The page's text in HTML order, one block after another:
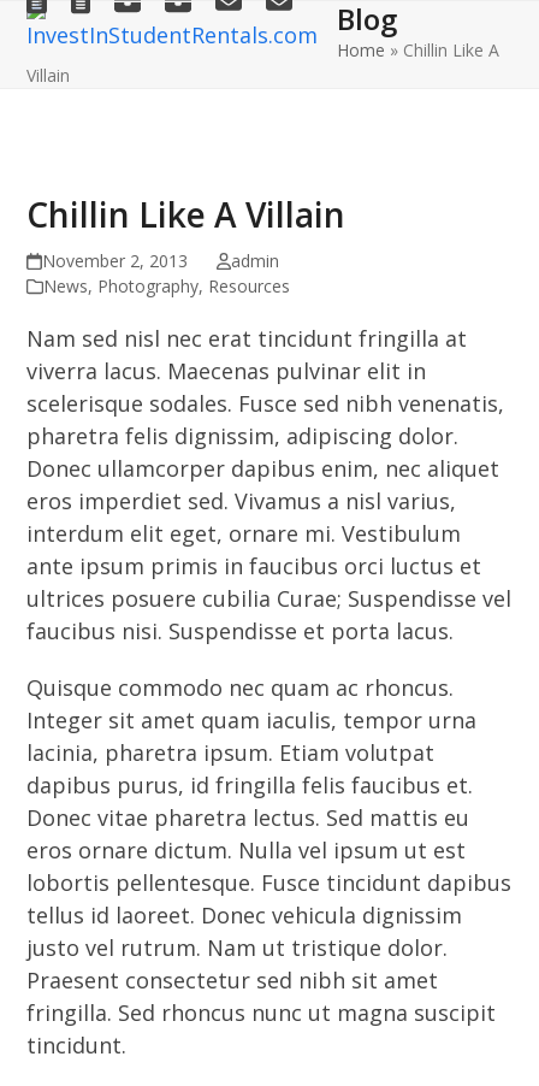
Skip
content
Open
mobile
Close
mobile
Blog
Home » Chillin Like A
Villain
Chillin Like A Villain
November 2, 2013
admin
News, Photography, Resources
Nam sed nisl nec erat tincidunt fringilla at
viverra lacus. Maecenas pulvinar elit in
scelerisque sodales. Fusce sed nibh venenatis,
pharetra felis dignissim, adipiscing dolor.
Donec ullamcorper dapibus enim, nec aliquet
eros imperdiet sed. Vivamus a nisl varius,
interdum elit eget, ornare mi. Vestibulum
ante ipsum primis in faucibus orci luctus et
ultrices posuere cubilia Curae; Suspendisse vel
faucibus nisi. Suspendisse et porta lacus.
Quisque commodo nec quam ac rhoncus.
Integer sit amet quam iaculis, tempor urna
lacinia, pharetra ipsum. Etiam volutpat
dapibus purus, id fringilla felis faucibus et.
Donec vitae pharetra lectus. Sed mattis eu
eros ornare dictum. Nulla vel ipsum ut est
lobortis pellentesque. Fusce tincidunt dapibus
tellus id laoreet. Donec vehicula dignissim
justo vel rutrum. Nam ut tristique dolor.
Praesent consectetur sed nibh sit amet
fringilla. Sed rhoncus nunc ut magna suscipit
tincidunt.